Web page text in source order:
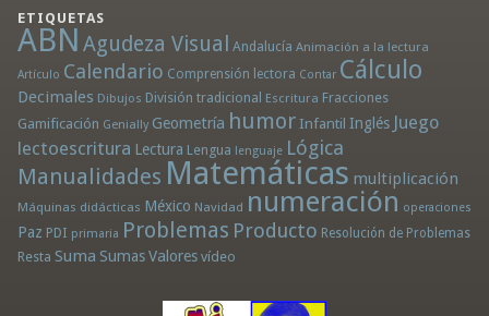
ETIQUETAS
ABN Agudeza Visual Andalucía Animación a la lectura
Artículo Calendario Comprensión lectora Contar Cálculo
Decimales Dibujos División tradicional Escritura Fracciones
Gamificación Genially Geometría humor Infantil Inglés Juego
lectoescritura Lectura Lengua lenguaje Lógica
Manualidades Matemáticas multiplicación
Máquinas didácticas México Navidad numeración operaciones
Paz PDI primaria Problemas Producto Resolución de Problemas
Resta Suma Sumas Valores vídeo